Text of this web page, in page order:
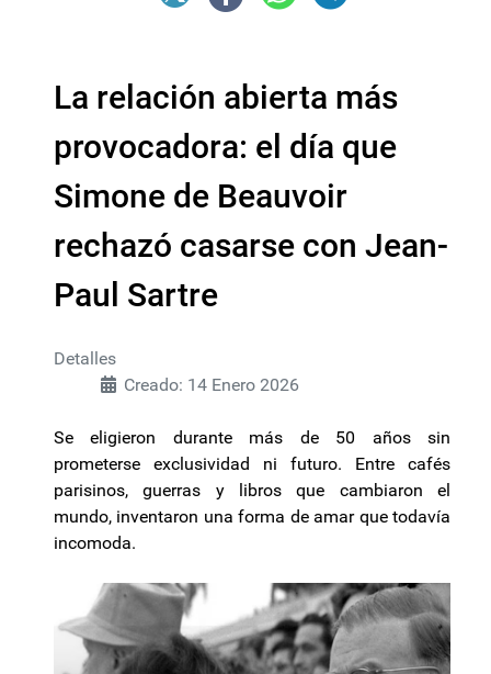
La relación abierta más
provocadora: el día que
Simone de Beauvoir
rechazó casarse con Jean-
Paul Sartre
Detalles
Creado: 14 Enero 2026
Se eligieron durante más de 50 años sin
prometerse exclusividad ni futuro. Entre cafés
parisinos, guerras y libros que cambiaron el
mundo, inventaron una forma de amar que todavía
incomoda.